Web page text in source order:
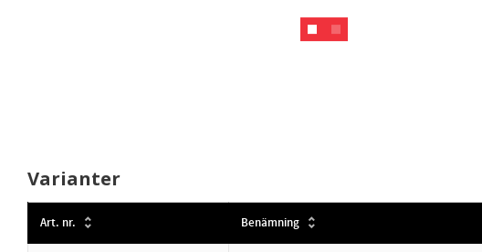
Varianter
Art. nr. Benämning